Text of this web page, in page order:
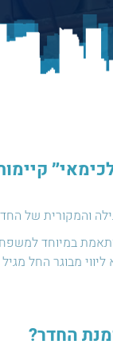
2 גרסאות
והמקורית של
מבוגר החל מגיל 12
החדר?